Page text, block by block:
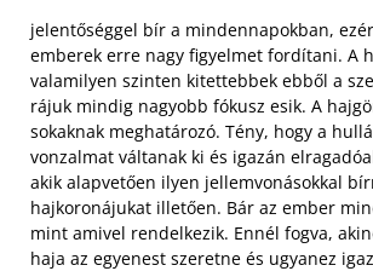
jelentőséggel bír a mindennapokban,
emberek erre nagy figyelmet fordítani. A
valamilyen szinten kitettebbek ebből a
rájuk mindig nagyobb fókusz esik. A
sokaknak meghatározó. Tény, hogy a
vonzalmat váltanak ki és igazán
akik alapvetően ilyen jellemvonásokkal
hajkoronájukat illetően. Bár az ember
mint amivel rendelkezik. Ennél fogva,
haja az egyenest szeretne és ugyanez